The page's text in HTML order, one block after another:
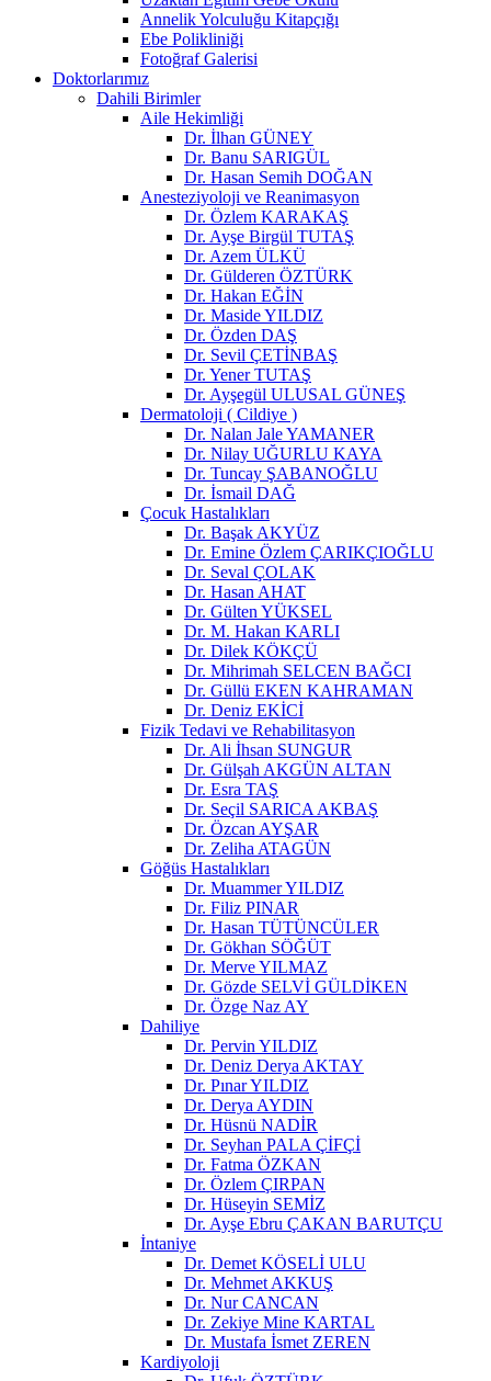
Annelik Yolculuğu Kitapçığı
Ebe Polikliniği
Fotoğraf Galerisi
Doktorlarımız
Dahili Birimler
Aile Hekimliği
Dr. İlhan GÜNEY
Dr. Banu SARIGÜL
Dr. Hasan Semih DOĞAN
Anesteziyoloji ve Reanimasyon
Dr. Özlem KARAKAŞ
Dr. Ayşe Birgül TUTAŞ
Dr. Azem ÜLKÜ
Dr. Gülderen ÖZTÜRK
Dr. Hakan EĞİN
Dr. Maside YILDIZ
Dr. Özden DAŞ
Dr. Sevil ÇETİNBAŞ
Dr. Yener TUTAŞ
Dr. Ayşegül ULUSAL GÜNEŞ
Dermatoloji ( Cildiye )
Dr. Nalan Jale YAMANER
Dr. Nilay UĞURLU KAYA
Dr. Tuncay ŞABANOĞLU
Dr. İsmail DAĞ
Çocuk Hastalıkları
Dr. Başak AKYÜZ
Dr. Emine Özlem ÇARIKÇIOĞLU
Dr. Seval ÇOLAK
Dr. Hasan AHAT
Dr. Gülten YÜKSEL
Dr. M. Hakan KARLI
Dr. Dilek KÖKÇÜ
Dr. Mihrimah SELCEN BAĞCI
Dr. Güllü EKEN KAHRAMAN
Dr. Deniz EKİCİ
Fizik Tedavi ve Rehabilitasyon
Dr. Ali İhsan SUNGUR
Dr. Gülşah AKGÜN ALTAN
Dr. Esra TAŞ
Dr. Seçil SARICA AKBAŞ
Dr. Özcan AYŞAR
Dr. Zeliha ATAGÜN
Göğüs Hastalıkları
Dr. Muammer YILDIZ
Dr. Filiz PINAR
Dr. Hasan TÜTÜNCÜLER
Dr. Gökhan SÖĞÜT
Dr. Merve YILMAZ
Dr. Gözde SELVİ GÜLDİKEN
Dr. Özge Naz AY
Dahiliye
Dr. Pervin YILDIZ
Dr. Deniz Derya AKTAY
Dr. Pınar YILDIZ
Dr. Derya AYDIN
Dr. Hüsnü NADİR
Dr. Seyhan PALA ÇİFÇİ
Dr. Fatma ÖZKAN
Dr. Özlem ÇIRPAN
Dr. Hüseyin SEMİZ
Dr. Ayşe Ebru ÇAKAN BARUTÇU
İntaniye
Dr. Demet KÖSELİ ULU
Dr. Mehmet AKKUŞ
Dr. Nur CANCAN
Dr. Zekiye Mine KARTAL
Dr. Mustafa İsmet ZEREN
Kardiyoloji